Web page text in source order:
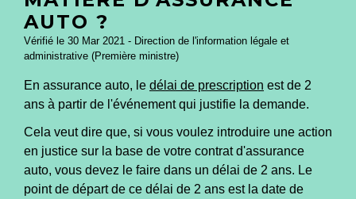
AUTO ?
Vérifié le 30 Mar 2021 - Direction de l'information légale et
administrative (Première ministre)
En assurance auto, le délai de prescription est de 2
ans à partir de l'événement qui justifie la demande.
Cela veut dire que, si vous voulez introduire une action
en justice sur la base de votre contrat d'assurance
auto, vous devez le faire dans un délai de 2 ans. Le
point de départ de ce délai de 2 ans est la date de